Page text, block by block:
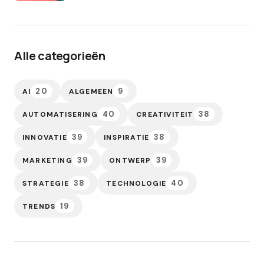
Alle categorieën
AI 20 ALGEMEEN 9
AUTOMATISERING 40 CREATIVITEIT 38
INNOVATIE 39 INSPIRATIE 38
MARKETING 39 ONTWERP 39
STRATEGIE 38 TECHNOLOGIE 40
TRENDS 19